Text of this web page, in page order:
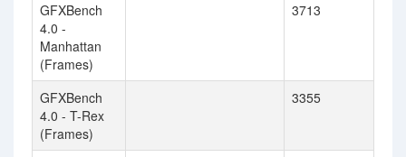
GFXBench
4.0 -
Manhattan
(Frames)
3713
GFXBench
4.0 - T-Rex
(Frames)
3355